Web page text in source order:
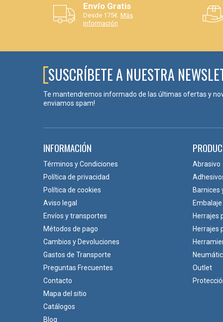
Envío Gratis
Desde 175€. Más
información
SUSCRÍBETE A NUESTRA
Te mantendremos informado de las últimas ofertas y
enviamos spam!
INFORMACIÓN
Términos y Condiciones
Política de privacidad
Política de cookies
Aviso legal
Envíos y transportes
Métodos de pago
Cambios y Devoluciones
Gastos de Transporte
Preguntas Frecuentes
Contacto
Mapa del sitio
Catálogos
Blog
Abrasivo
Barnices
Embalaje
Herrajes
Herrajes
Outlet